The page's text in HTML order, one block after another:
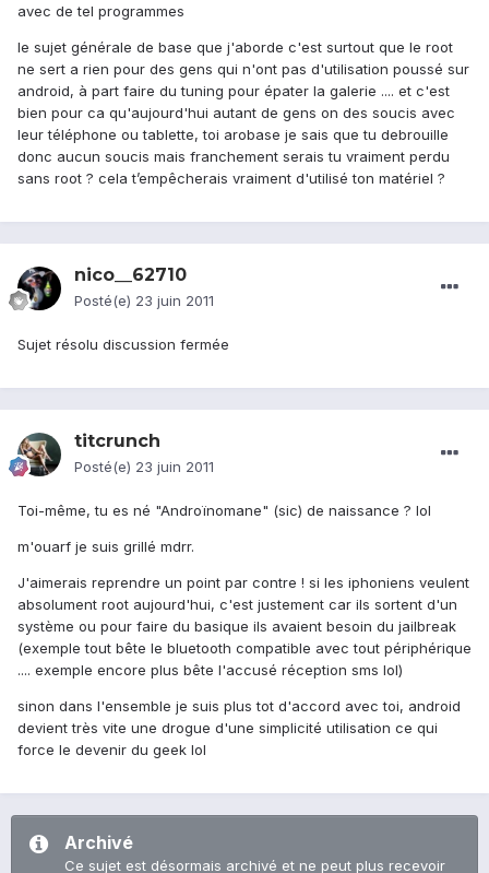
avec de tel programmes
le sujet générale de base que j'aborde c'est surtout que le root
ne sert a rien pour des gens qui n'ont pas d'utilisation poussé sur
android, à part faire du tuning pour épater la galerie .... et c'est
bien pour ca qu'aujourd'hui autant de gens on des soucis avec
leur téléphone ou tablette, toi arobase je sais que tu debrouille
donc aucun soucis mais franchement serais tu vraiment perdu
sans root ? cela t’empêcherais vraiment d'utilisé ton matériel ?
nico__62710
Posté(e) 23 juin 2011
Sujet résolu discussion fermée
titcrunch
Posté(e) 23 juin 2011
Toi-même, tu es né "Androïnomane" (sic) de naissance ? lol
m'ouarf je suis grillé mdrr.
J'aimerais reprendre un point par contre ! si les iphoniens veulent
absolument root aujourd'hui, c'est justement car ils sortent d'un
système ou pour faire du basique ils avaient besoin du jailbreak
(exemple tout bête le bluetooth compatible avec tout périphérique
.... exemple encore plus bête l'accusé réception sms lol)
sinon dans l'ensemble je suis plus tot d'accord avec toi, android
devient très vite une drogue d'une simplicité utilisation ce qui
force le devenir du geek lol
Archivé
Ce sujet est désormais archivé et ne peut plus recevoir